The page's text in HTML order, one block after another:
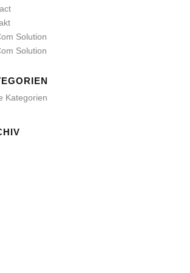
Solution
Solution
Kategorien